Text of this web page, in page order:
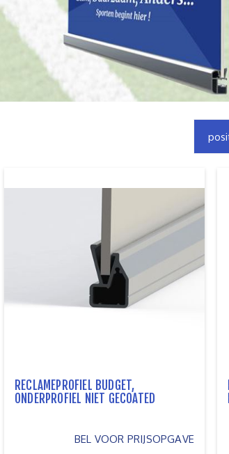
RECLAMEPROFIEL BUDGET,
ONDERPROFIEL NIET GECOATED
BEL VOOR PRIJSOPGAVE